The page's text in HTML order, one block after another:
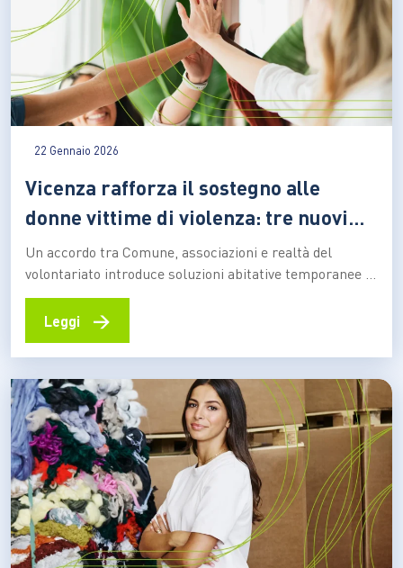
22 Gennaio 2026
Vicenza rafforza il sostegno alle
donne vittime di violenza: tre nuovi
alloggi di sgancio
Un accordo tra Comune, associazioni e realtà del
volontariato introduce soluzioni abitative temporanee e
percorsi di accompagnamento sociale per favorire
sicurezza, indipendenza e ricostruzione personale dopo
significa automaticamente aver raggiunto una
condizione di stabilità. Superata la fase di emergenza,
molte donne si…
Leggi →